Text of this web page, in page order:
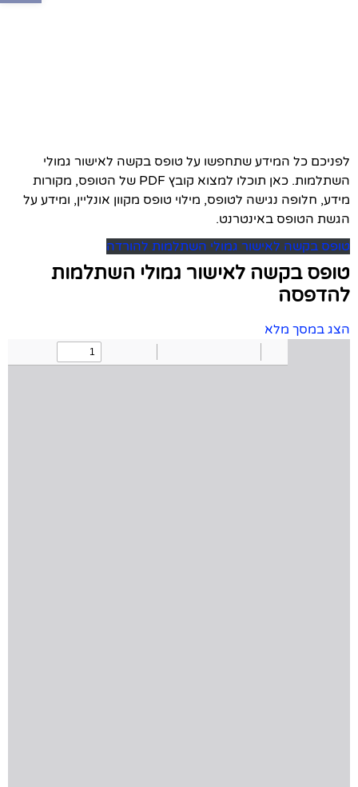
לפניכם כל המידע שתחפשו על טופס בקשה לאישור גמולי
השתלמות. כאן תוכלו למצוא קובץ PDF של הטופס, מקורות
מידע, חלופה נגישה לטופס, מילוי טופס מקוון אונליין, ומידע על
הגשת הטופס באינטרנט.
טופס בקשה לאישור גמולי השתלמות להורדה
טופס בקשה לאישור גמולי השתלמות
להדפסה
הצג במסך מלא